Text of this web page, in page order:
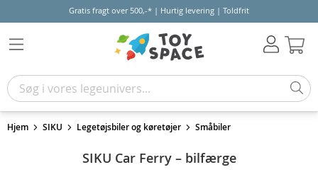
Gratis fragt over 500,-* | Hurtig levering | Toldfrit
Hjem SIKU Legetøjsbiler og køretøjer Småbiler
SIKU Car Ferry – bilfærge